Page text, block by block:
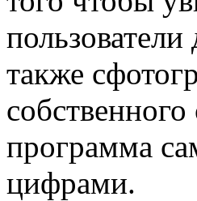
также
программа
цифрами.